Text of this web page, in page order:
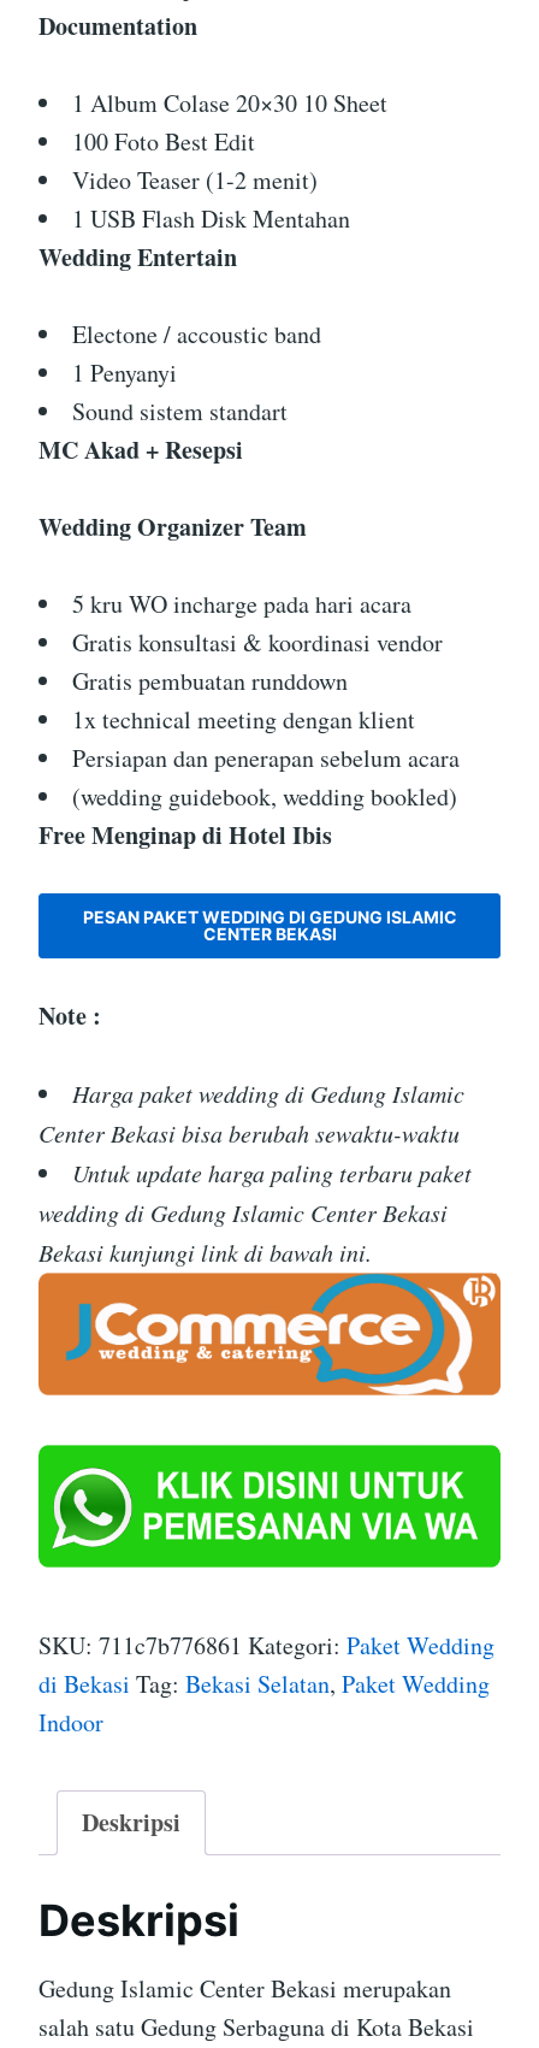
Documentation
1 Album Colase 20×30 10 Sheet
100 Foto Best Edit
Video Teaser (1-2 menit)
1 USB Flash Disk Mentahan
Wedding Entertain
Electone / accoustic band
1 Penyanyi
Sound sistem standart
MC Akad + Resepsi
Wedding Organizer Team
5 kru WO incharge pada hari acara
Gratis konsultasi & koordinasi vendor
Gratis pembuatan runddown
1x technical meeting dengan klient
Persiapan dan penerapan sebelum acara
(wedding guidebook, wedding bookled)
Free Menginap di Hotel Ibis
PESAN PAKET WEDDING DI GEDUNG ISLAMIC
CENTER BEKASI
Note :
Harga paket wedding di Gedung Islamic
Center Bekasi bisa berubah sewaktu-waktu
Untuk update harga paling terbaru paket
wedding di Gedung Islamic Center Bekasi
Bekasi kunjungi link di bawah ini.
SKU: 711c7b776861 Kategori: Paket Wedding
di Bekasi Tag: Bekasi Selatan, Paket Wedding
Indoor
Deskripsi
Deskripsi
Gedung Islamic Center Bekasi merupakan
salah satu Gedung Serbaguna di Kota Bekasi